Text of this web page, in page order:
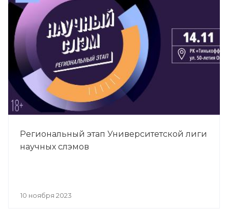
Региональный этап Университетской лиги
научных слэмов
10 ноября 2023